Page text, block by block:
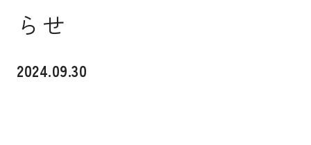
キャンパスライフ
らせ
2024.09.30